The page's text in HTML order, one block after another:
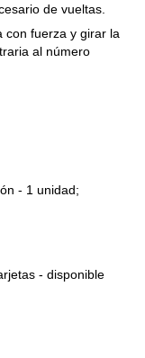
de vueltas.
con fuerza y girar la
al número
- 1 unidad;
- disponible